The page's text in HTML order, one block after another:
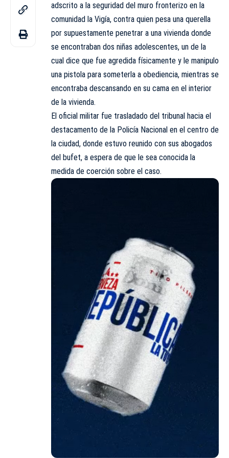
adscrito a la seguridad del muro fronterizo en la
comunidad la Vigía, contra quien pesa una querella
por supuestamente penetrar a una vivienda donde
se encontraban dos niñas adolescentes, un de la
cual dice que fue agredida físicamente y le manipulo
una pistola para someterla a obediencia, mientras se
encontraba descansando en su cama en el interior
de la vivienda.
El oficial militar fue trasladado del tribunal hacia el
destacamento de la Policía Nacional en el centro de
la ciudad, donde estuvo reunido con sus abogados
del bufet, a espera de que le sea conocida la
medida de coerción sobre el caso.